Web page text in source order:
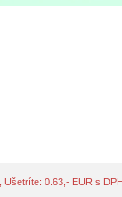
, Ušetríte: 0.63,- EUR s